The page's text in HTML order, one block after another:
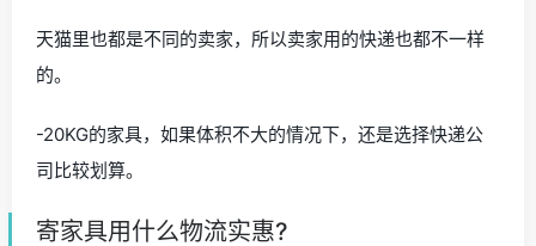
天猫里也都是不同的卖家，所以卖家用的快递也都不一样
的。
-20KG的家具，如果体积不大的情况下，还是选择快递公
司比较划算。
寄家具用什么物流实惠?